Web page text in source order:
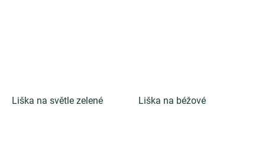
Liška na světle zelené Liška na béžové